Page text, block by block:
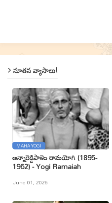
నూతన వ్యాసాలు!
MAHA YOGI
అన్నారెడ్డిపాళెం రామయోగి (1895-
1962) - Yogi Ramaiah
June 01, 2026